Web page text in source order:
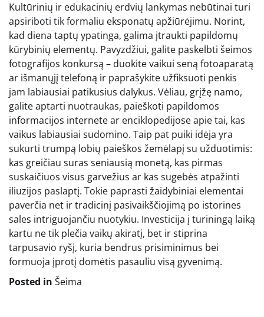
Kultūrinių ir edukacinių erdvių lankymas nebūtinai turi
apsiriboti tik formaliu eksponatų apžiūrėjimu. Norint,
kad diena taptų ypatinga, galima įtraukti papildomų
kūrybinių elementų. Pavyzdžiui, galite paskelbti šeimos
fotografijos konkursą – duokite vaikui seną fotoaparatą
ar išmanųjį telefoną ir paprašykite užfiksuoti penkis
jam labiausiai patikusius dalykus. Vėliau, grįžę namo,
galite aptarti nuotraukas, paieškoti papildomos
informacijos internete ar enciklopedijose apie tai, kas
vaikus labiausiai sudomino. Taip pat puiki idėja yra
sukurti trumpą lobių paieškos žemėlapį su užduotimis:
kas greičiau suras seniausią monetą, kas pirmas
suskaičiuos visus garvežius ar kas sugebės atpažinti
iliuzijos paslaptį. Tokie paprasti žaidybiniai elementai
paverčia net ir tradicinį pasivaikščiojimą po istorines
sales intriguojančiu nuotykiu. Investicija į turiningą laiką
kartu ne tik plečia vaikų akiratį, bet ir stiprina
tarpusavio ryšį, kuria bendrus prisiminimus bei
formuoja įprotį domėtis pasauliu visą gyvenimą.
Posted in Šeima